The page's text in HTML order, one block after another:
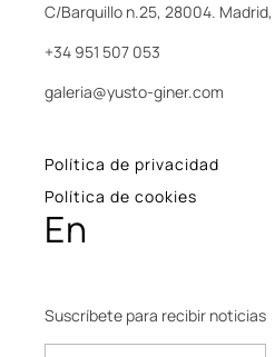
C/Barquillo n.25, 28004.
+34 951 507 053
galeria@yusto-giner.com
Política de privacidad
Política de cookies
En
Suscríbete para recibir noticias